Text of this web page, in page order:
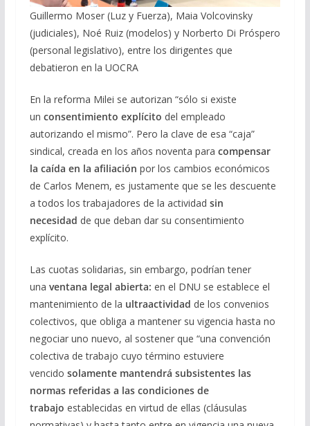
Guillermo Moser (Luz y Fuerza), Maia Volcovinsky
(judiciales), Noé Ruiz (modelos) y Norberto Di Próspero
(personal legislativo), entre los dirigentes que
debatieron en la UOCRA
En la reforma Milei se autorizan “sólo si existe
un consentimiento explícito del empleado
autorizando el mismo”. Pero la clave de esa “caja”
sindical, creada en los años noventa para compensar
la caída en la afiliación por los cambios económicos
de Carlos Menem, es justamente que se les descuente
a todos los trabajadores de la actividad sin
necesidad de que deban dar su consentimiento
explícito.
Las cuotas solidarias, sin embargo, podrían tener
una ventana legal abierta: en el DNU se establece el
mantenimiento de la ultraactividad de los convenios
colectivos, que obliga a mantener su vigencia hasta no
negociar uno nuevo, al sostener que “una convención
colectiva de trabajo cuyo término estuviere
vencido solamente mantendrá subsistentes las
normas referidas a las condiciones de
trabajo establecidas en virtud de ellas (cláusulas